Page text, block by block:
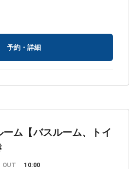
予約・詳細
ム【バスルーム、トイ
OUT 10:00